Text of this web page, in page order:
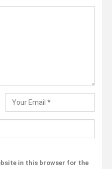
in this browser for the